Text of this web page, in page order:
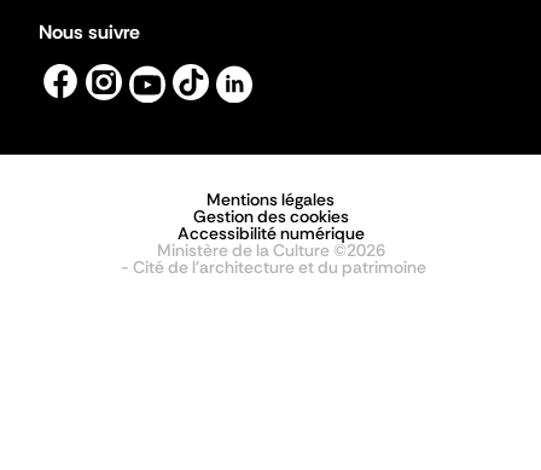
Nous suivre
Mentions légales
Gestion des cookies
Accessibilité numérique
Ministère de la Culture ©2026
- Cité de l'architecture et du patrimoine